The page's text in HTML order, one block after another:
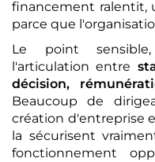
financement ralentit,
parce que
Le point
l'articulation entre
décision,
Beaucoup de
création d'entreprise
la sécurisent
fonctionnement